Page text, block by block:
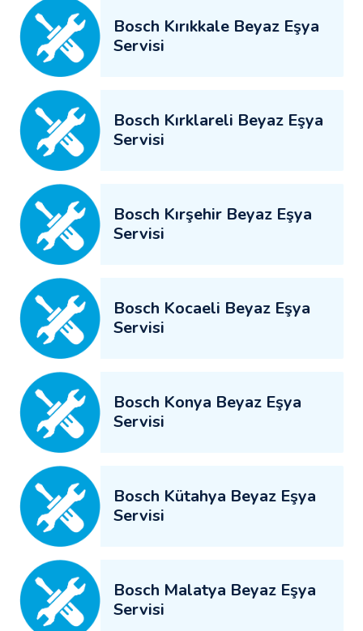
Bosch Kırıkkale Beyaz Eşya
Servisi
Bosch Kırklareli Beyaz Eşya
Servisi
Bosch Kırşehir Beyaz Eşya
Servisi
Bosch Kocaeli Beyaz Eşya
Servisi
Bosch Konya Beyaz Eşya
Servisi
Bosch Kütahya Beyaz Eşya
Servisi
Bosch Malatya Beyaz Eşya
Servisi